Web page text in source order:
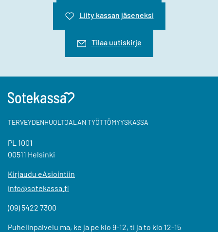
Liity kassan jäseneksi
Tilaa uutiskirje
TERVEYDENHUOLTOALAN TYÖTTÖMYYSKASSA
PL 1001
00511 Helsinki
Kirjaudu eAsiointiin
info@sotekassa.fi
(09) 5422 7300
Puhelinpalvelu ma, ke ja pe klo 9-12, ti ja to klo 12-15